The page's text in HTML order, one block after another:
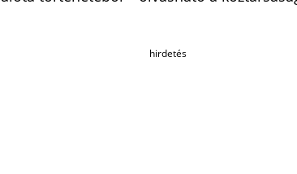
hirdetés